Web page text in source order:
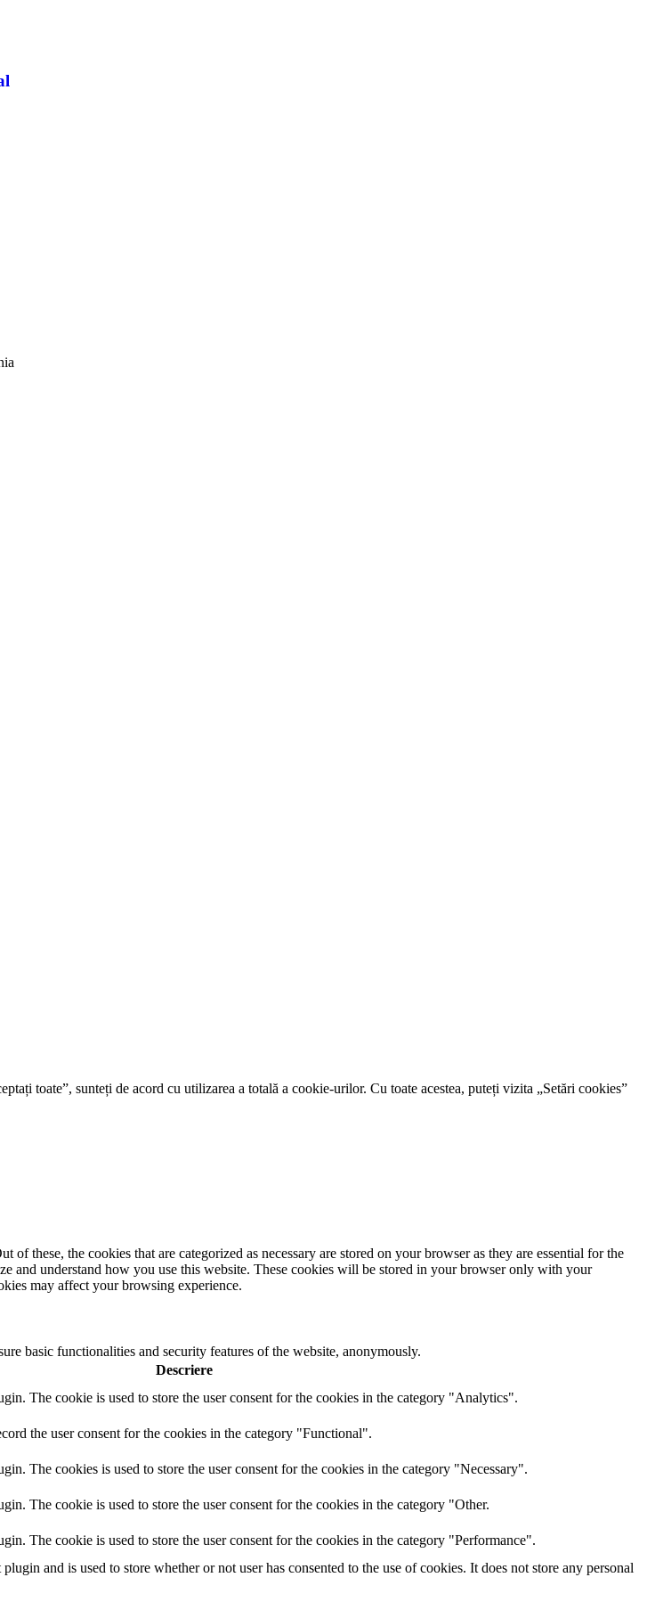
toate”, sunteți de acord cu utilizarea a totală a cookie-urilor. Cu toate acestea, puteți vizita „Setări cookies”
these, the cookies that are categorized as necessary are stored on your browser as they are essential for the
and understand how you use this website. These cookies will be stored in your browser only with your
may affect your browsing experience.
basic functionalities and security features of the website, anonymously.
Descriere
The cookie is used to store the user consent for the cookies in the category "Analytics".
the user consent for the cookies in the category "Functional".
The cookies is used to store the user consent for the cookies in the category "Necessary".
The cookie is used to store the user consent for the cookies in the category "Other.
The cookie is used to store the user consent for the cookies in the category "Performance".
and is used to store whether or not user has consented to the use of cookies. It does not store any personal